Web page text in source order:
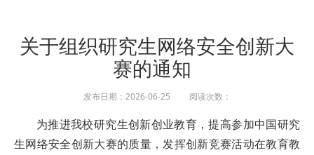
关于组织研究生网络安全创新大
赛的通知
发布日期：2026-06-25 阅读次数：
为推进我校研究生创新创业教育，提高参加中国研究
生网络安全创新大赛的质量，发挥创新竞赛活动在教育教